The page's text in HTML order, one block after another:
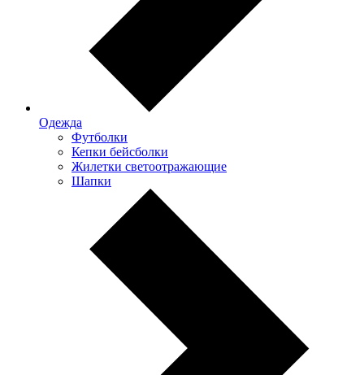
Одежда
Футболки
Кепки бейсболки
Жилетки светоотражающие
Шапки